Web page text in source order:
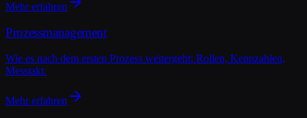
Mehr erfahren
Prozessmanagement
Wie es nach dem ersten Prozess weitergeht: Rollen, Kennzahlen,
Messtakt.
Mehr erfahren